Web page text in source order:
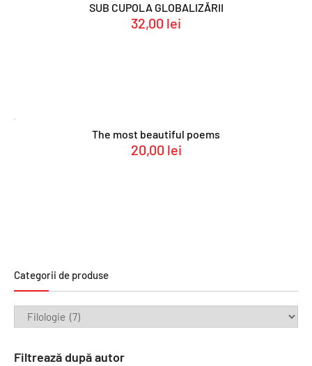
SUB CUPOLA GLOBALIZĂRII
32,00 lei
The most beautiful poems
20,00 lei
Categorii de produse
Filtrează după autor